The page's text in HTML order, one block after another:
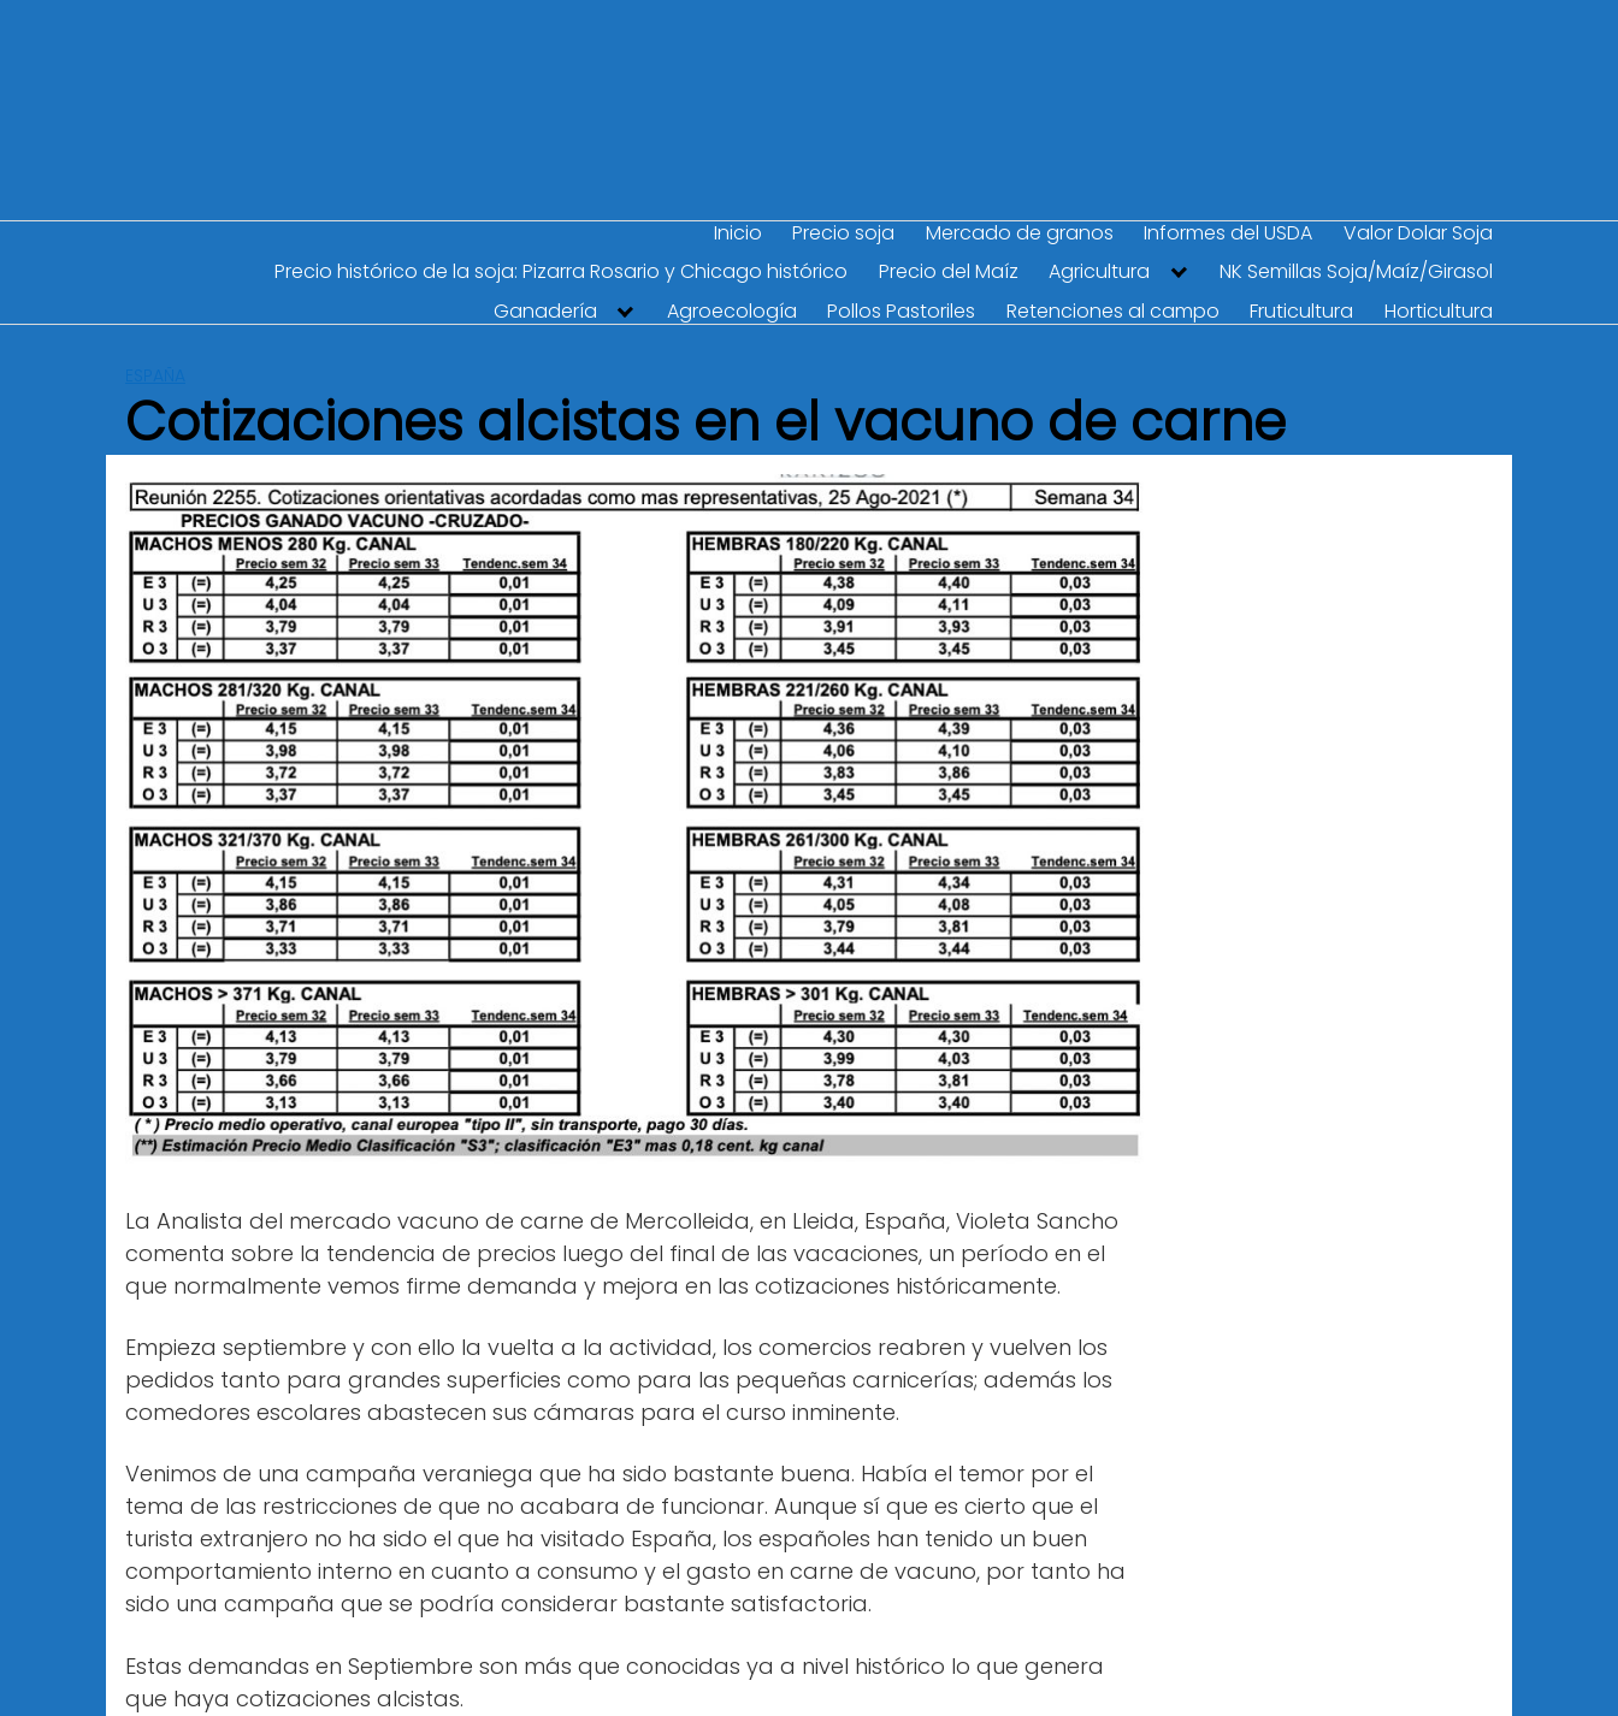
Inicio Precio soja Mercado de granos Informes del USDA
Valor Dolar Soja
Precio histórico de la soja: Pizarra Rosario y Chicago histórico
Precio del Maíz Agricultura
NK Semillas Soja/Maíz/Girasol
Ganadería
Agroecología Pollos Pastoriles Retenciones al campo Fruticultura Horticultura
Cotizaciones alcistas en el vacuno de carne
La Analista del mercado vacuno de carne de Mercolleida, en Lleida, España, Violeta Sancho
comenta sobre la tendencia de precios luego del final de las vacaciones, un período en el
que normalmente vemos firme demanda y mejora en las cotizaciones históricamente.
Empieza septiembre y con ello la vuelta a la actividad, los comercios reabren y vuelven los
pedidos tanto para grandes superficies como para las pequeñas carnicerías; además los
comedores escolares abastecen sus cámaras para el curso inminente.
Venimos de una campaña veraniega que ha sido bastante buena. Había el temor por el
tema de las restricciones de que no acabara de funcionar. Aunque sí que es cierto que el
turista extranjero no ha sido el que ha visitado España, los españoles han tenido un buen
comportamiento interno en cuanto a consumo y el gasto en carne de vacuno, por tanto ha
sido una campaña que se podría considerar bastante satisfactoria.
Estas demandas en Septiembre son más que conocidas ya a nivel histórico lo que genera
que haya cotizaciones alcistas.